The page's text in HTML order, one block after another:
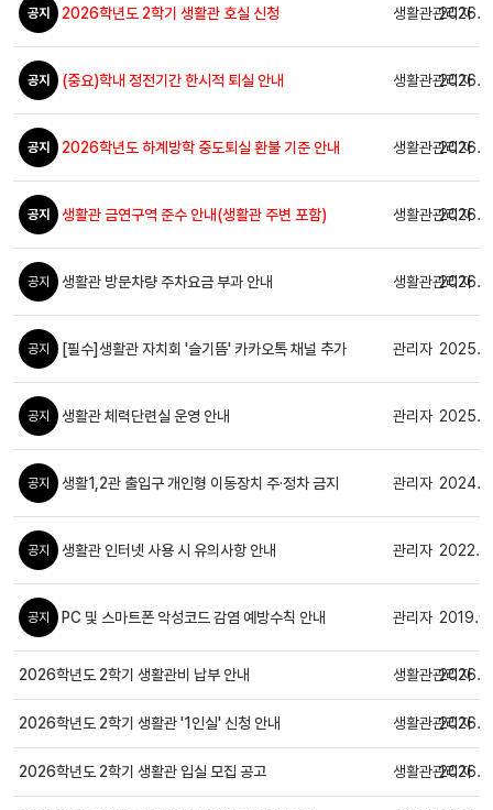
공지 2026학년도 2학기 생활관 호실 신청 생활관관리자
공지 (중요)학내 정전기간 한시적 퇴실 안내 생활관관리자
공지 2026학년도 하계방학 중도퇴실 환불 기준 안내 생활관관리자
공지 생활관 금연구역 준수 안내(생활관 주변 포함) 생활관관리자
공지 생활관 방문차량 주차요금 부과 안내 생활관관리자
공지 [필수]생활관 자치회 '슬기뜸' 카카오톡 채널 추가 관리자
공지 생활관 체력단련실 운영 안내 관리자
공지 생활1,2관 출입구 개인형 이동장치 주·정차 금지 관리자
공지 생활관 인터넷 사용 시 유의사항 안내 관리자
공지 PC 및 스마트폰 악성코드 감염 예방수칙 안내 관리자
일반
2026학년도 2학기 생활관비 납부 안내 생활관관리자
일반
2026학년도 2학기 생활관 '1인실' 신청 안내 생활관관리자
일반
2026학년도 2학기 생활관 입실 모집 공고 생활관관리자